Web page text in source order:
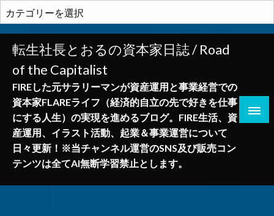
ン
テ
テ
転生社長とおるの資本家日誌 / Road
of the Capitalist
FIREした元サラリーマンが資産運用と事業経営での
資本家FLAREライフ（経済的自立の先で好きを仕事
にする人生）の実現を進めるブログ。FIRE生活、資
産運用、イラスト活動、起業＆事業運営について
日々更新！※当チャンネル運営のSNS及び販売コン
テンツは全てAI無断学習禁止とします。